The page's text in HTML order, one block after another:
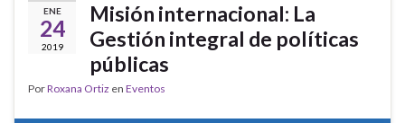
ENE
24
2019
Misión internacional: La
Gestión integral de políticas
públicas
PorRoxana Ortiz en Eventos